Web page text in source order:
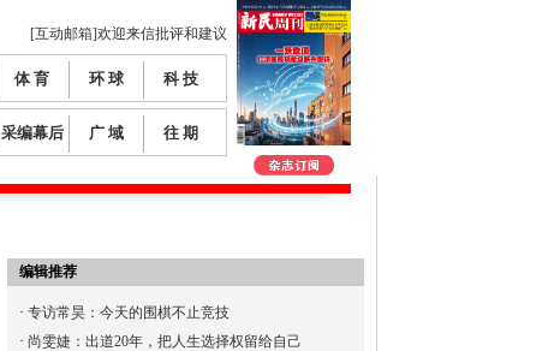
[互动邮箱]欢迎来信批评和建议
体 育 环 球 科 技
采编幕后 广 域 往 期
编辑推荐
· 专访常昊：今天的围棋不止竞技
· 尚雯婕：出道20年，把人生选择权留给自己